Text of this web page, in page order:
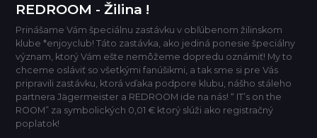
REDROOM - Žilina !
Prinášame Vám špeciálnu zastávku v obľúbenom žilinskom
klube *enjoyclub! Táto zastávka, ako jediná ponesie špeciálny
význam, ktorý Vám ešte nemôžeme dopredu oznámiť! My to
chceme osláviť so všetkými fanúšikmi, a tak sme si pre Vás
pripravili zastávku, ktorá vďaka podpore klubu, nášho stáleho
partnera Jägermeister a REDROOM ide na nás! “ IT’s on the
ROOM” za symbolických 0,01 € ktorý slúži ako registračný
poplatok!